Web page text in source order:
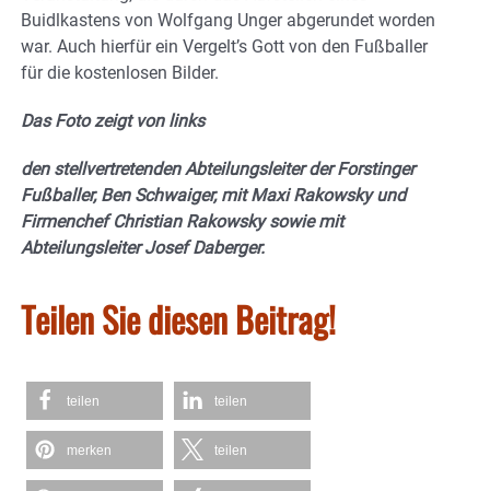
Buidlkastens von Wolfgang Unger abgerundet worden
war. Auch hierfür ein Vergelt’s Gott von den Fußballer
für die kostenlosen Bilder.
Das Foto zeigt von links
den stellvertretenden Abteilungsleiter der Forstinger
Fußballer, Ben Schwaiger, mit Maxi Rakowsky und
Firmenchef Christian Rakowsky sowie mit
Abteilungsleiter Josef Daberger.
Teilen Sie diesen Beitrag!
teilen teilen
merken teilen